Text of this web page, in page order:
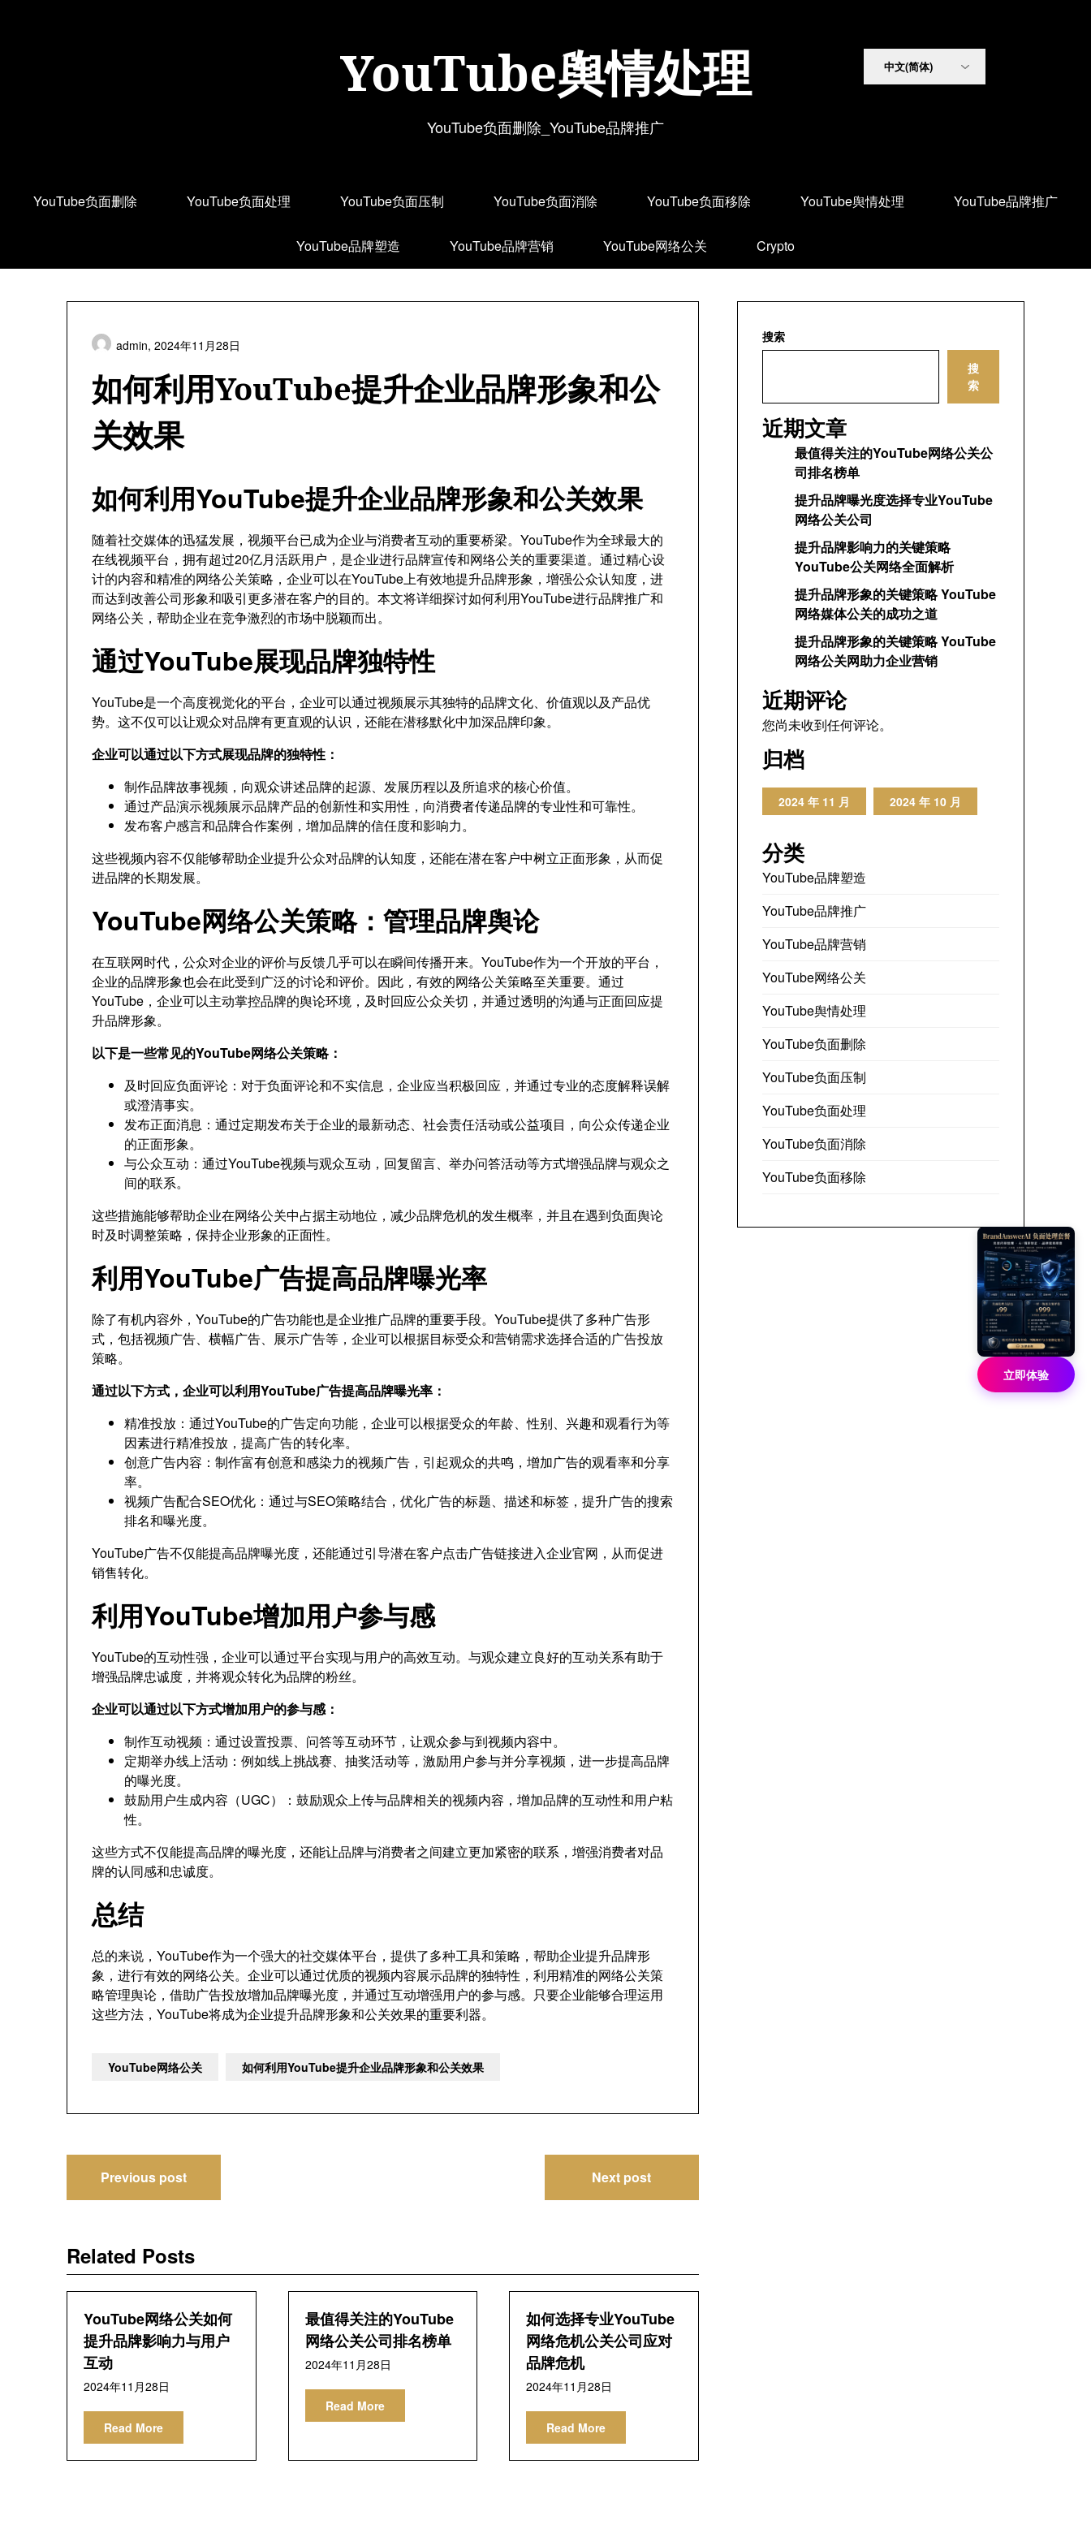
YouTube舆情处理
YouTube负面删除_YouTube品牌推广
YouTube负面删除 YouTube负面处理 YouTube负面压制 YouTube负面消除 YouTube负面移除 YouTube舆情处理 YouTube品牌推广
YouTube品牌塑造 YouTube品牌营销 YouTube网络公关 Crypto
如何利用YouTube提升企业品牌形象和公
关效果
admin, 2024年11月28日
如何利用YouTube提升企业品牌形象和公关效果
随着社交媒体的迅猛发展，视频平台已成为企业与消费者互动的重要桥梁。YouTube作为全球最大的
在线视频平台，拥有超过20亿月活跃用户，是企业进行品牌宣传和网络公关的重要渠道。通过精心设
计的内容和精准的网络公关策略，企业可以在YouTube上有效地提升品牌形象，增强公众认知度，进
而达到改善公司形象和吸引更多潜在客户的目的。本文将详细探讨如何利用YouTube进行品牌推广和
网络公关，帮助企业在竞争激烈的市场中脱颖而出。
通过YouTube展现品牌独特性
YouTube是一个高度视觉化的平台，企业可以通过视频展示其独特的品牌文化、价值观以及产品优
势。这不仅可以让观众对品牌有更直观的认识，还能在潜移默化中加深品牌印象。
企业可以通过以下方式展现品牌的独特性：
制作品牌故事视频，向观众讲述品牌的起源、发展历程以及所追求的核心价值。
通过产品演示视频展示品牌产品的创新性和实用性，向消费者传递品牌的专业性和可靠性。
发布客户感言和品牌合作案例，增加品牌的信任度和影响力。
这些视频内容不仅能够帮助企业提升公众对品牌的认知度，还能在潜在客户中树立正面形象，从而促
进品牌的长期发展。
YouTube网络公关策略：管理品牌舆论
在互联网时代，公众对企业的评价与反馈几乎可以在瞬间传播开来。YouTube作为一个开放的平台，
企业的品牌形象也会在此受到广泛的讨论和评价。因此，有效的网络公关策略至关重要。通过
YouTube，企业可以主动掌控品牌的舆论环境，及时回应公众关切，并通过透明的沟通与正面回应提
升品牌形象。
以下是一些常见的YouTube网络公关策略：
及时回应负面评论：对于负面评论和不实信息，企业应当积极回应，并通过专业的态度解释误解
或澄清事实。
发布正面消息：通过定期发布关于企业的最新动态、社会责任活动或公益项目，向公众传递企业
的正面形象。
与公众互动：通过YouTube视频与观众互动，回复留言、举办问答活动等方式增强品牌与观众之
间的联系。
这些措施能够帮助企业在网络公关中占据主动地位，减少品牌危机的发生概率，并且在遇到负面舆论
时及时调整策略，保持企业形象的正面性。
利用YouTube广告提高品牌曝光率
除了有机内容外，YouTube的广告功能也是企业推广品牌的重要手段。YouTube提供了多种广告形
式，包括视频广告、横幅广告、展示广告等，企业可以根据目标受众和营销需求选择合适的广告投放
策略。
通过以下方式，企业可以利用YouTube广告提高品牌曝光率：
精准投放：通过YouTube的广告定向功能，企业可以根据受众的年龄、性别、兴趣和观看行为等
因素进行精准投放，提高广告的转化率。
创意广告内容：制作富有创意和感染力的视频广告，引起观众的共鸣，增加广告的观看率和分享
率。
视频广告配合SEO优化：通过与SEO策略结合，优化广告的标题、描述和标签，提升广告的搜索
排名和曝光度。
YouTube广告不仅能提高品牌曝光度，还能通过引导潜在客户点击广告链接进入企业官网，从而促进
销售转化。
利用YouTube增加用户参与感
YouTube的互动性强，企业可以通过平台实现与用户的高效互动。与观众建立良好的互动关系有助于
增强品牌忠诚度，并将观众转化为品牌的粉丝。
企业可以通过以下方式增加用户的参与感：
制作互动视频：通过设置投票、问答等互动环节，让观众参与到视频内容中。
定期举办线上活动：例如线上挑战赛、抽奖活动等，激励用户参与并分享视频，进一步提高品牌
的曝光度。
鼓励用户生成内容（UGC）：鼓励观众上传与品牌相关的视频内容，增加品牌的互动性和用户粘
性。
这些方式不仅能提高品牌的曝光度，还能让品牌与消费者之间建立更加紧密的联系，增强消费者对品
牌的认同感和忠诚度。
总结
总的来说，YouTube作为一个强大的社交媒体平台，提供了多种工具和策略，帮助企业提升品牌形
象，进行有效的网络公关。企业可以通过优质的视频内容展示品牌的独特性，利用精准的网络公关策
略管理舆论，借助广告投放增加品牌曝光度，并通过互动增强用户的参与感。只要企业能够合理运用
这些方法，YouTube将成为企业提升品牌形象和公关效果的重要利器。
YouTube网络公关 如何利用YouTube提升企业品牌形象和公关效果
章
导
航
Previous post Next post
Related Posts
YouTube网络公关如何
提升品牌影响力与用户
互动
2024年11月28日
Read More
最值得关注的YouTube
网络公关公司排名榜单
2024年11月28日
Read More
如何选择专业YouTube
网络危机公关公司应对
品牌危机
2024年11月28日
Read More
搜索
搜
索
近期文章
最值得关注的YouTube网络公关公
司排名榜单
提升品牌曝光度选择专业YouTube
网络公关公司
提升品牌影响力的关键策略
YouTube公关网络全面解析
提升品牌形象的关键策略 YouTube
网络媒体公关的成功之道
提升品牌形象的关键策略 YouTube
网络公关网助力企业营销
近期评论
您尚未收到任何评论。
归档
2024 年 11 月 2024 年 10 月
分类
YouTube品牌塑造
YouTube品牌推广
YouTube品牌营销
YouTube网络公关
YouTube舆情处理
YouTube负面删除
YouTube负面压制
YouTube负面处理
YouTube负面消除
YouTube负面移除
立即体验